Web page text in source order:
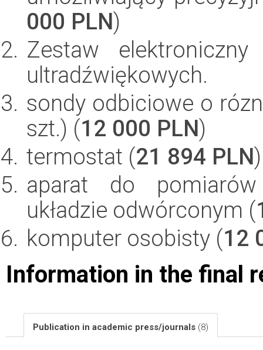
000 PLN)
Zestaw
ultradźwiękowych.
sondy odbiciowe o
szt.) (12 000 PLN)
termostat (21 894 PLN)
aparat do
układzie odwórconym (
komputer osobisty (12
Information in the final
Publication in academic press/journals (8)